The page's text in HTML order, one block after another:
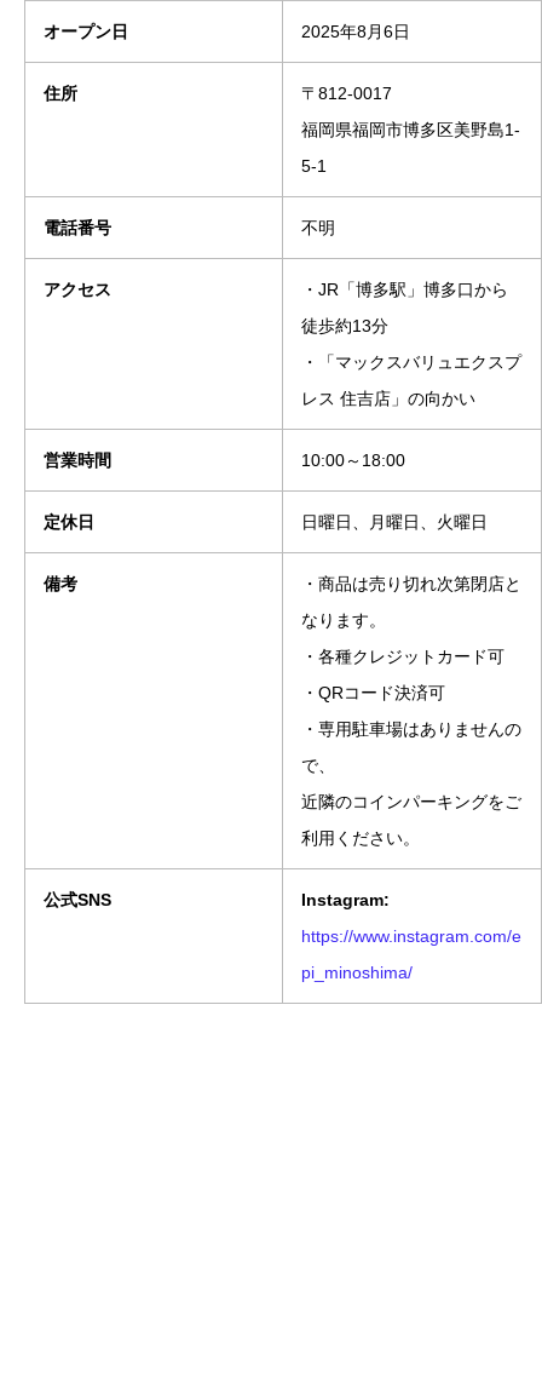
オープン日 2025年8月6日
住所
〒812-0017
福岡県福岡市博多区美野島1-
5-1
電話番号 不明
アクセス
・JR「博多駅」博多口から
徒歩約13分
・「マックスバリュエクスプ
レス 住吉店」の向かい
営業時間 10:00～18:00
定休日 日曜日、月曜日、火曜日
備考
・商品は売り切れ次第閉店と
なります。
・各種クレジットカード可
・QRコード決済可
・専用駐車場はありませんの
で、
近隣のコインパーキングをご
利用ください。
公式SNS
Instagram:
https://www.instagram.com/e
pi_minoshima/